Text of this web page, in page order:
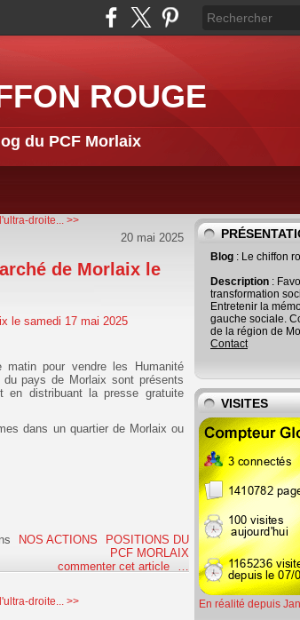
ROUGE
du PCF Morlaix
droite... >>
20 mai 2025
de Morlaix le
pour vendre les Humanité
pays de Morlaix sont présents
en distribuant la presse gratuite
dans un quartier de Morlaix ou
NOS ACTIONS
POSITIONS DU
PCF MORLAIX
commenter cet article
…
droite... >>
Blog : Le chiffon
Description :
transformation
Entretenir la
gauche sociale.
de la région de
Contact
VISITES
En réalité depuis